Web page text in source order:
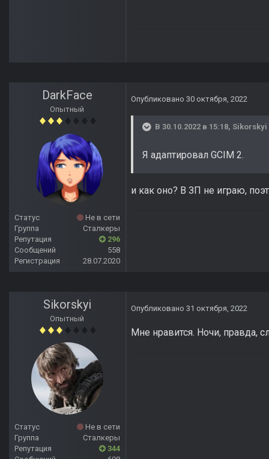
DarkFace
Опытный
Статус
Не в сети
Группа
Сталкеры
Репутация
296
Сообщений
558
Регистрация
28.07.2020
Опубликовано 30 октября, 2022
В 30.10.2022 в 15:18, Sikorskyi
Я адаптировал GCIM 2.
и как оно? В ЗП не играю,
Sikorskyi
Опытный
Статус
Не в сети
Группа
Сталкеры
Репутация
344
Опубликовано 31 октября, 2022
Мне нравится. Ночи, правда,